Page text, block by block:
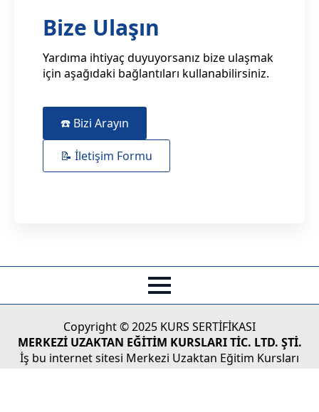
Bize Ulaşın
Yardıma ihtiyaç duyuyorsanız bize ulaşmak
için aşağıdaki bağlantıları kullanabilirsiniz.
☎️ Bizi Arayın
📝 İletişim Formu
Copyright © 2025 KURS SERTİFİKASI
MERKEZİ UZAKTAN EĞİTİM KURSLARI TİC. LTD. ŞTİ.
İş bu internet sitesi Merkezi Uzaktan Eğitim Kursları